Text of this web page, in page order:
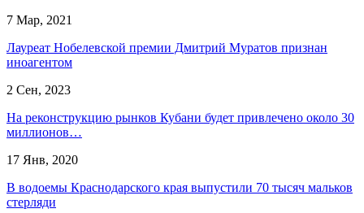
7 Мар, 2021
Лауреат Нобелевской премии Дмитрий Муратов признан
иноагентом
2 Сен, 2023
На реконструкцию рынков Кубани будет привлечено около 30
миллионов…
17 Янв, 2020
В водоемы Краснодарского края выпустили 70 тысяч мальков
стерляди